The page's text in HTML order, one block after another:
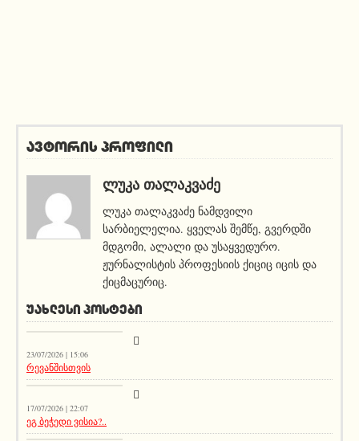
ავტორის პროფილი
ᲚᲣᲙᲐ ᲗᲐᲚᲐᲙᲕᲐᲫᲔ
ლუკა თალაკვაძე ნამდვილი
სარბიელელია. ყველას შემწე, გვერდში
მდგომი, ალალი და უსაყვედურო.
ჟურნალისტის პროფესიის ქიციც იცის და
ქიცმაცურიც.
ᲣᲐᲮᲚᲔᲡᲘ ᲞᲝᲡᲢᲔᲑᲘ
23/07/2026 | 15:06
რევანშისთვის
მთავარი ამბავი
17/07/2026 | 22:07
ეგ ბეჭედი ვისია?..
სიახლეები